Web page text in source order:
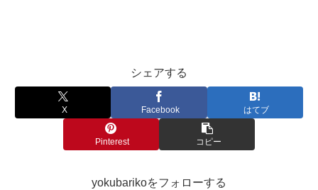
シェアする
X Facebook はてブ
Pinterest コピー
yokubarikoをフォローする